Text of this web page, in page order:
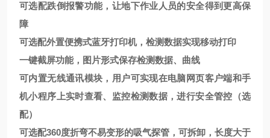
可选配跌倒报警功能，让地下作业人员的安全得到更高保
障
可选配外置便携式蓝牙打印机，检测数据实现移动打印
一键截屏功能，图片形式保存检测数据、曲线
可内置无线通讯模块，用户可实现在电脑网页客户端和手
机小程序上实时查看、监控检测数据，进行安全管控（选
配）
可选配360度折弯不易变形的吸气探管，可拆卸，长度大于